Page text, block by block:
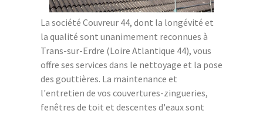
La société Couvreur 44, dont la longévité et
la qualité sont unanimement reconnues à
Trans-sur-Erdre (Loire Atlantique 44), vous
offre ses services dans le nettoyage et la pose
des gouttières. La maintenance et
l'entretien de vos couvertures-zingueries,
fenêtres de toit et descentes d'eaux sont